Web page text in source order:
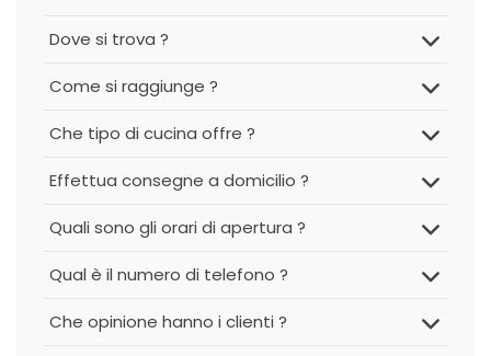
Dove si trova ?
Come si raggiunge ?
Che tipo di cucina offre ?
Effettua consegne a domicilio ?
Quali sono gli orari di apertura ?
Qual è il numero di telefono ?
Che opinione hanno i clienti ?